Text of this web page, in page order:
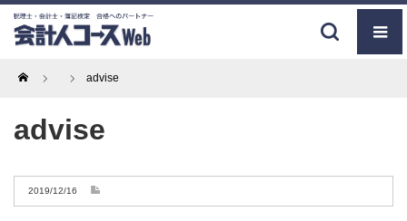
Home advise
advise
2019/12/16